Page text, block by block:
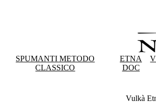
SPUMANTI METODO
CLASSICO
ETNA
DOC
Vulkà